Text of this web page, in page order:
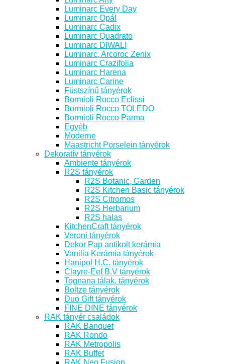
Luminarc Every Day
Luminarc Opál
Luminarc Cadix
Luminarc Quadrato
Luminarc DIWALI
Luminarc, Arcoroc Zenix
Luminarc Crazifolia
Luminarc Harena
Luminarc Carine
Füstszínű tányérok
Bormioli Rocco Eclissi
Bormioli Rocco TOLEDO
Bormioli Rocco Parma
Egyéb
Moderne
Maastricht Porselein tányérok
Dekoratív tányérok
Ambiente tányérok
R2S tányérok
R2S Botanic, Garden
R2S Kitchen Basic tányérok
R2S Citromos
R2S Herbarium
R2S halas
KitchenCraft tányérok
Veroni tányérok
Dekor Pap antikolt kerámia
Vanilia Kerámia tányérok
Hanipol H.C. tányérok
Clayre-Eef B.V tányérok
Tognana tálak, tányérok
Boltze tányérok
Duo Gift tányérok
FINE DINE tányérok
RAK tányér családok
RAK Banquet
RAK Rondo
RAK Metropolis
RAK Buffet
RAK Neo Fusion